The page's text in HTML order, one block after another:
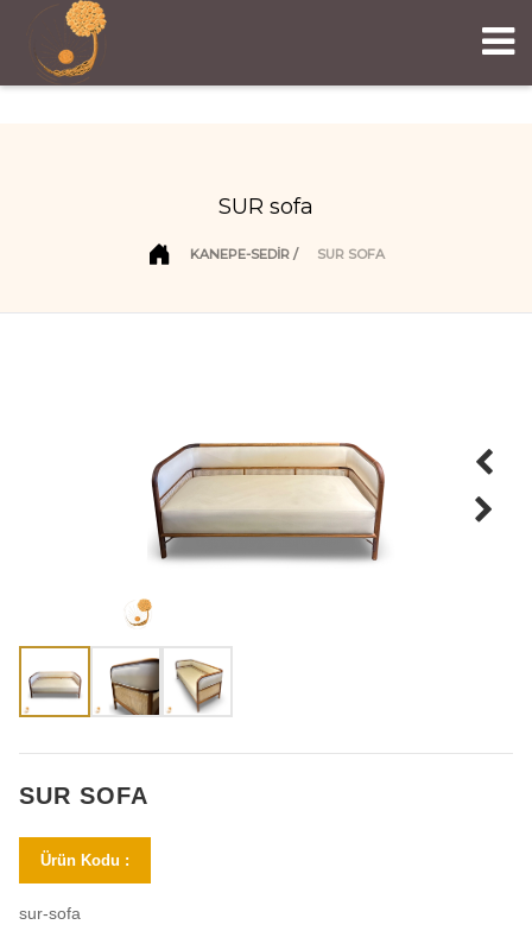
SUR sofa
KANEPE-SEDİR SUR SOFA
SUR SOFA
Ürün Kodu :
sur-sofa